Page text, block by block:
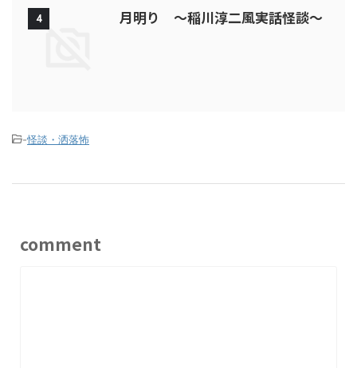
4 月明り ～稲川淳二風実話怪談～
-怪談・洒落怖
comment